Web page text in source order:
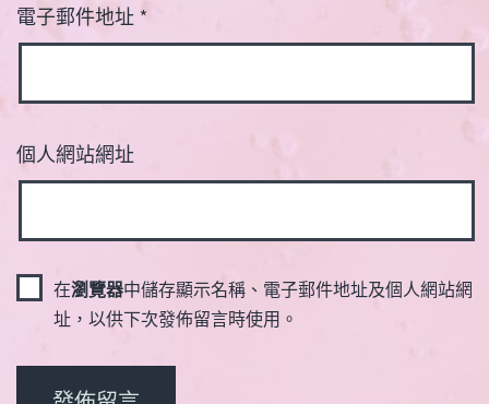
電子郵件地址 *
個人網站網址
在瀏覽器中儲存顯示名稱、電子郵件地址及個人網站網
址，以供下次發佈留言時使用。